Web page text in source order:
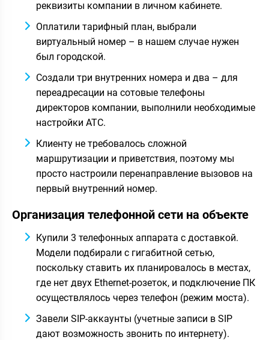
реквизиты компании в личном кабинете.
Оплатили тарифный план, выбрали
виртуальный номер – в нашем случае нужен
был городской.
Создали три внутренних номера и два – для
переадресации на сотовые телефоны
директоров компании, выполнили необходимые
настройки АТС.
Клиенту не требовалось сложной
маршрутизации и приветствия, поэтому мы
просто настроили перенаправление вызовов на
первый внутренний номер.
Организация телефонной сети на объекте
Купили 3 телефонных аппарата с доставкой.
Модели подбирали с гигабитной сетью,
поскольку ставить их планировалось в местах,
где нет двух Ethernet-розеток, и подключение ПК
осуществлялось через телефон (режим моста).
Завели SIP-аккаунты (учетные записи в SIP
дают возможность звонить по интернету).